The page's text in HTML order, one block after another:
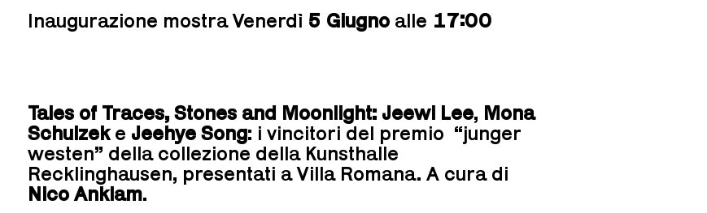
Inaugurazione mostra Venerdì 5 Giugno alle 17:00
Tales of Traces, Stones and Moonlight: Jeewi Lee, Mona
Schulzeke Jeehye Song: i vincitori del premio “junger
westen” della collezione della Kunsthalle
Recklinghausen, presentati a Villa Romana. A cura di
Nico Anklam.